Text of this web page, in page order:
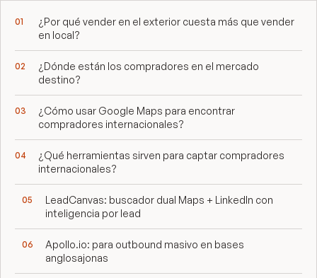
¿Por qué vender en el exterior cuesta más que vender
en local?
¿Dónde están los compradores en el mercado
destino?
¿Cómo usar Google Maps para encontrar
compradores internacionales?
¿Qué herramientas sirven para captar compradores
internacionales?
LeadCanvas: buscador dual Maps + LinkedIn con
inteligencia por lead
Apollo.io: para outbound masivo en bases
anglosajonas